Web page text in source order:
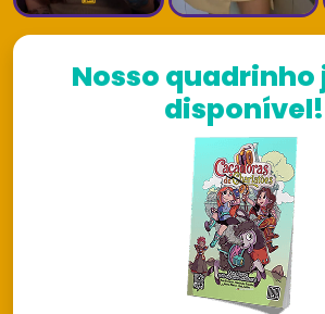
Nosso quadrinho
disponível!